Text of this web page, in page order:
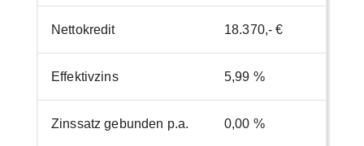
Nettokredit 18.370,- €
Effektivzins 5,99 %
Zinssatz gebunden p.a. 0,00 %